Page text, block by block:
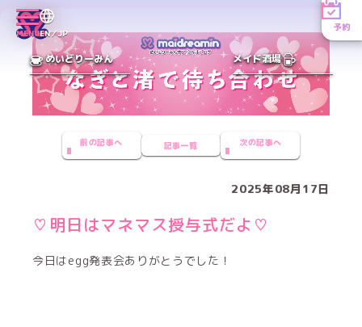
MENUEN／JP
予約
めいどりーみん メイド酒場
前の記事へ 記事一覧 次の記事へ
2025年08月17日
♡明日はマネマス授与式だよ♡
今日はegg発表会ありがとうでした！